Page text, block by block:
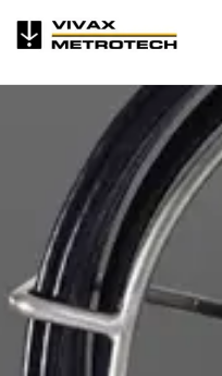
Inhalt